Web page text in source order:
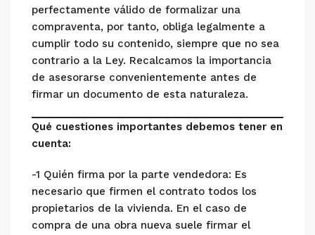
perfectamente válido de formalizar una
compraventa, por tanto, obliga legalmente a
cumplir todo su contenido, siempre que no sea
contrario a la Ley. Recalcamos la importancia
de asesorarse convenientemente antes de
firmar un documento de esta naturaleza.
Qué cuestiones importantes debemos tener en
cuenta:
-1 Quién firma por la parte vendedora: Es
necesario que firmen el contrato todos los
propietarios de la vivienda. En el caso de
compra de una obra nueva suele firmar el